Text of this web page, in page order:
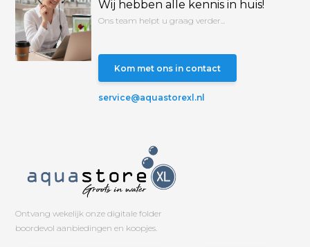
Wij hebben alle kennis in huis!
Ons team helpt u graag verder...
Kom met ons in contact
service@aquastorexl.nl
Ontvang wekelijk onze digitale folder
boordevol aanbiedingen en koopjes.